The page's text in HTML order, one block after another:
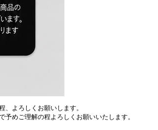
よろしくお願いします。
めご理解の程よろしくお願いいたします。